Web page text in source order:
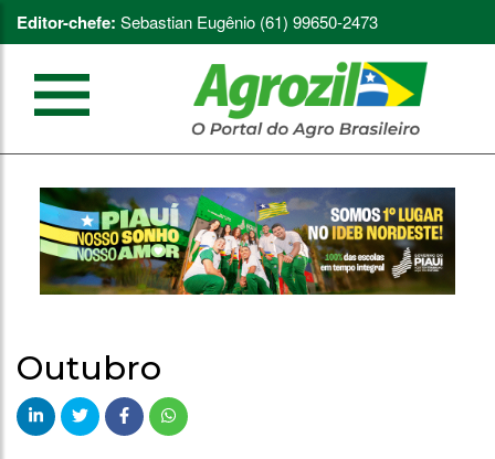
Editor-chefe: Sebastian Eugênio (61) 99650-2473
Outubro